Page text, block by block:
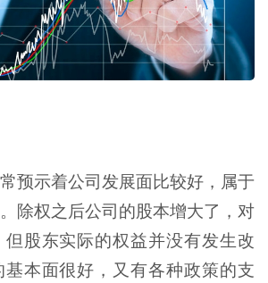
预示着公司发展面比较好，属于
除权之后公司的股本增大了，对
股东实际的权益并没有发生改
本面很好，又有各种政策的支